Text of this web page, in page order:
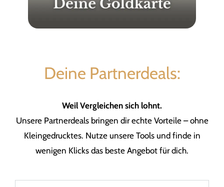
Deine Partnerdeals:
Weil Vergleichen sich lohnt.
Unsere Partnerdeals bringen dir echte Vorteile – ohne
Kleingedrucktes. Nutze unsere Tools und finde in
wenigen Klicks das beste Angebot für dich.